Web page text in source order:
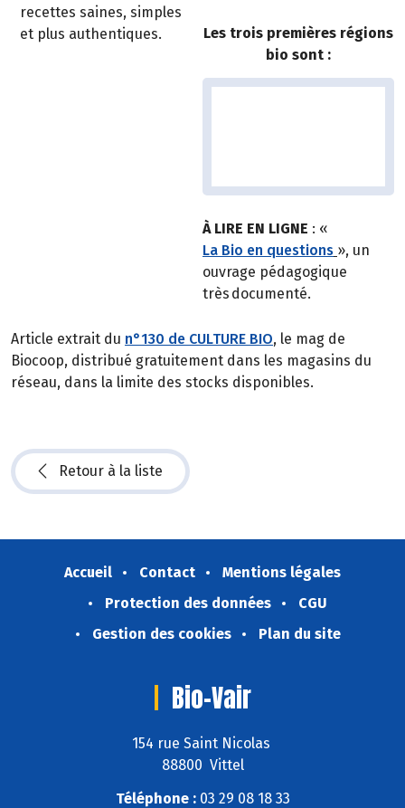
recettes saines, simples
et plus authentiques.
Les trois premières régions
bio sont :
À LIRE EN LIGNE : «
La Bio en questions », un
ouvrage pédagogique
très documenté.
Article extrait du n°130 de CULTURE BIO, le mag de
Biocoop, distribué gratuitement dans les magasins du
réseau, dans la limite des stocks disponibles.
Retour à la liste
Accueil Contact
Mentions légales
Protection des données
CGU
Gestion des cookies
Plan du site
Bio-Vair
154 rue Saint Nicolas
88800 Vittel
Téléphone :03 29 08 18 33